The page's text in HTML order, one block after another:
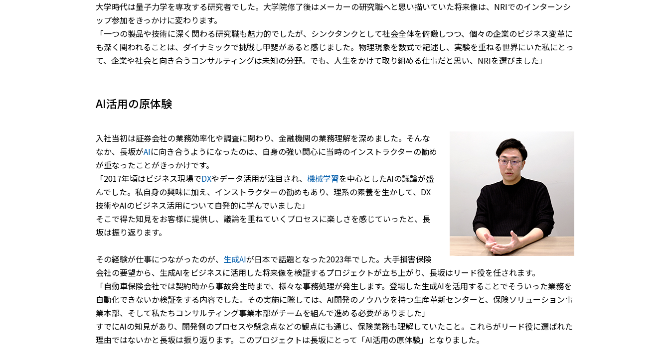
大学時代は量子力学を専攻する研究者でした。大学院修了後はメーカーの研究職へと思い描いていた将来像は、NRIでのインターンシ
ップ参加をきっかけに変わります。
「一つの製品や技術に深く関わる研究職も魅力的でしたが、シンクタンクとして社会全体を俯瞰しつつ、個々の企業のビジネス変革に
も深く関われることは、ダイナミックで挑戦し甲斐があると感じました。物理現象を数式で記述し、実験を重ねる世界にいた私にとっ
て、企業や社会と向き合うコンサルティングは未知の分野。でも、人生をかけて取り組める仕事だと思い、NRIを選びました」
AI活用の原体験
入社当初は証券会社の業務効率化や調査に関わり、金融機関の業務理解を深めました。そんな
なか、長坂がAIに向き合うようになったのは、自身の強い関心に当時のインストラクターの勧め
が重なったことがきっかけです。
「2017年頃はビジネス現場でDXやデータ活用が注目され、 機械学習を中心としたAIの議論が盛
んでした。私自身の興味に加え、インストラクターの勧めもあり、理系の素養を生かして、DX
技術やAIのビジネス活用について自発的に学んでいました」
そこで得た知見をお客様に提供し、議論を重ねていくプロセスに楽しさを感じていったと、長
坂は振り返ります。
その経験が仕事につながったのが、 生成AIが日本で話題となった2023年でした。大手損害保険
会社の要望から、生成AIをビジネスに活用した将来像を検証するプロジェクトが立ち上がり、長坂はリード役を任されます。
「自動車保険会社では契約時から事故発生時まで、様々な事務処理が発生します。登場した生成AIを活用することでそういった業務を
自動化できないか検証をする内容でした。その実施に際しては、AI開発のノウハウを持つ生産革新センターと、保険ソリューション事
業本部、そして私たちコンサルティング事業本部がチームを組んで進める必要がありました」
すでにAIの知見があり、開発側のプロセスや懸念点などの観点にも通じ、保険業務も理解していたこと。これらがリード役に選ばれた
理由ではないかと長坂は振り返ります。このプロジェクトは長坂にとって「AI活用の原体験」となりました。